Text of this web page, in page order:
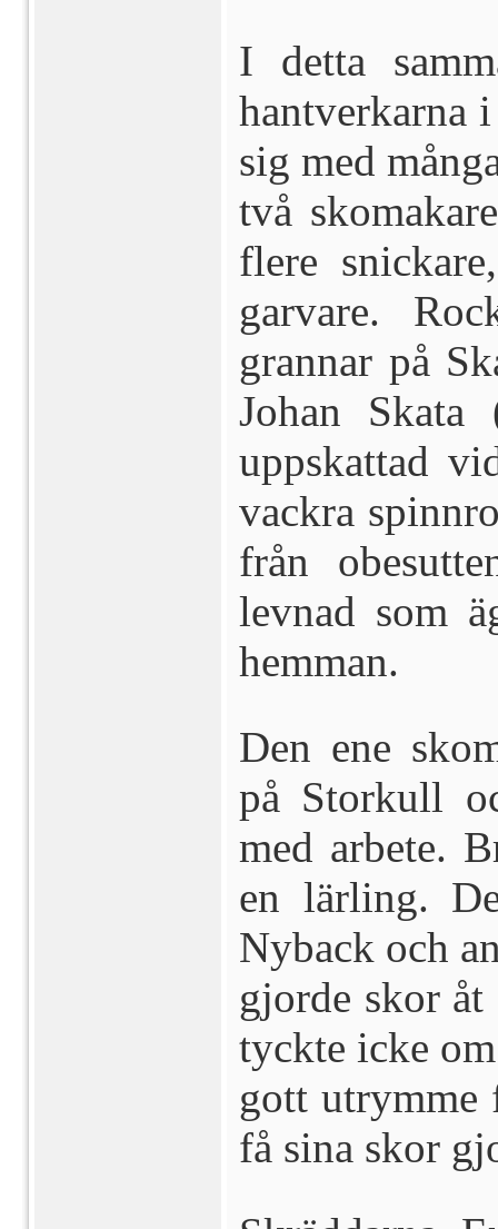
I detta
hantverkarna
sig med
två
flere
garvare.
grannar på
Johan Skata
uppskattad
vackra
från
levnad som
hemman.
Den ene
på Storkull
med arbete.
en lärling.
Nyback och
gjorde skor
tyckte icke
gott utrymme
få sina skor